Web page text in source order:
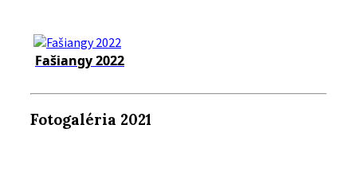
Fašiangy 2022
Fotogaléria 2021